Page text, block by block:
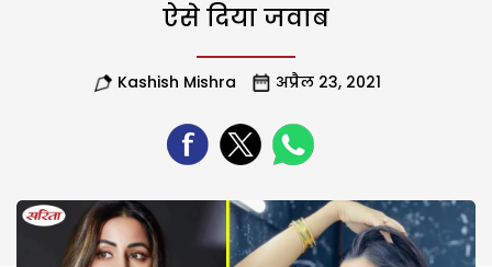
ऐसे दिया जवाब
Kashish Mishra अप्रैल 23, 2021